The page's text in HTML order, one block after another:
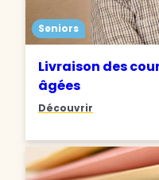
Seniors
Livraison des
âgées
Découvrir